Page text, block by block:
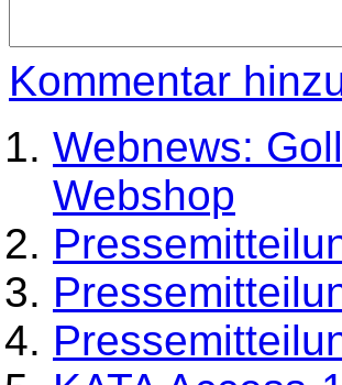
Kommentar
Webnews:
Webshop